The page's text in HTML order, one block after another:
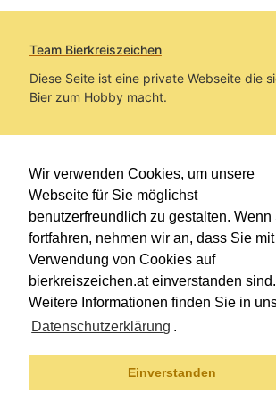
Wir verwenden Cookies, um unsere
Webseite für Sie möglichst
benutzerfreundlich zu gestalten. Wenn
fortfahren, nehmen wir an, dass Sie
Verwendung von Cookies auf
bierkreiszeichen.at einverstanden sind.
Weitere Informationen finden Sie in
Datenschutzerklärung .
Einverstanden
Team Bierkreiszeichen
Diese Seite ist eine private Webseite die
Bier zum Hobby macht.
Sie befinden sich auf https://
im Pfad:Übers Bier/Biersorten
Erstellt: 2014-10-30
Links
Impressum
Datenschutzerklärung